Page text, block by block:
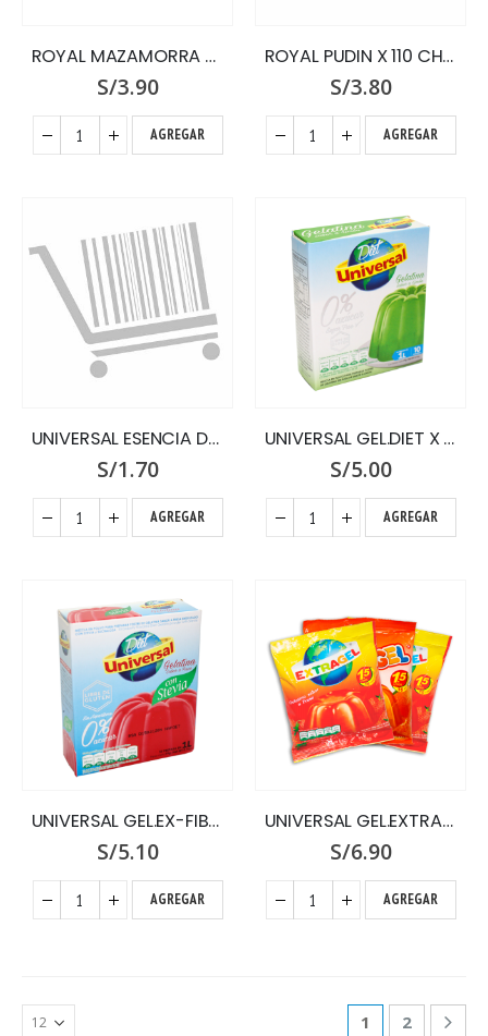
ROYAL MAZAMORRA MORADA X 140 GR.
S/3.90
AGREGAR
ROYAL PUDIN X 110 CHOCOLATE
S/3.80
AGREGAR
UNIVERSAL ESENCIA DE VANILLA X 100
S/1.70
AGREGAR
UNIVERSAL GEL.DIET X 19 GR.LIMON C/
S/5.00
AGREGAR
UNIVERSAL GEL.EX-FIBRA x 30 GR.FRES
S/5.10
AGREGAR
UNIVERSAL GEL.EXTRAGEL x 180 G.x 3
S/6.90
AGREGAR
1 2